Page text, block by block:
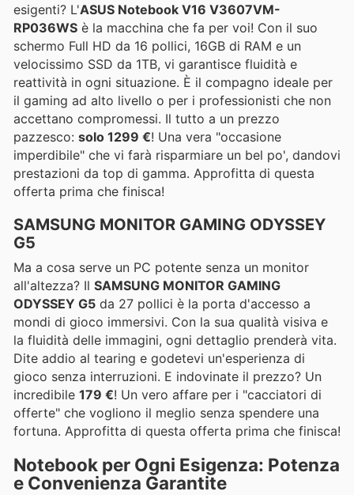
esigenti? L'ASUS Notebook V16 V3607VM-
RP036WS è la macchina che fa per voi! Con il suo
schermo Full HD da 16 pollici, 16GB di RAM e un
velocissimo SSD da 1TB, vi garantisce fluidità e
reattività in ogni situazione. È il compagno ideale per
il gaming ad alto livello o per i professionisti che non
accettano compromessi. Il tutto a un prezzo
pazzesco: solo 1299 €! Una vera "occasione
imperdibile" che vi farà risparmiare un bel po', dandovi
prestazioni da top di gamma. Approfitta di questa
offerta prima che finisca!
SAMSUNG MONITOR GAMING ODYSSEY
G5
Ma a cosa serve un PC potente senza un monitor
all'altezza? Il SAMSUNG MONITOR GAMING
ODYSSEY G5 da 27 pollici è la porta d'accesso a
mondi di gioco immersivi. Con la sua qualità visiva e
la fluidità delle immagini, ogni dettaglio prenderà vita.
Dite addio al tearing e godetevi un'esperienza di
gioco senza interruzioni. E indovinate il prezzo? Un
incredibile 179 €! Un vero affare per i "cacciatori di
offerte" che vogliono il meglio senza spendere una
fortuna. Approfitta di questa offerta prima che finisca!
Notebook per Ogni Esigenza: Potenza
e Convenienza Garantite